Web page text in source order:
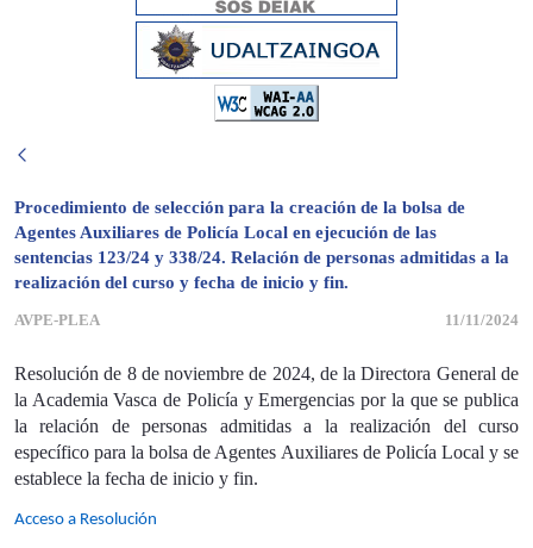
Procedimiento de selección para la creación de la bolsa de
Agentes Auxiliares de Policía Local en ejecución de las
sentencias 123/24 y 338/24. Relación de personas admitidas a la
realización del curso y fecha de inicio y fin.
AVPE-PLEA 11/11/2024
Resolución de 8 de noviembre de 2024, de la Directora General de
la Academia Vasca de Policía y Emergencias por la que se publica
la relación de personas admitidas a la realización del curso
específico para la bolsa de Agentes Auxiliares de Policía Local y se
establece la fecha de inicio y fin.
Acceso a Resolución